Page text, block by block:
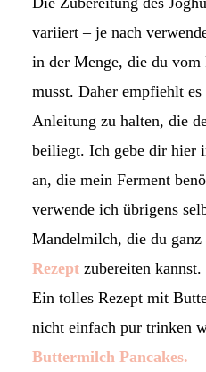
variiert – je nach
in der Menge, die du vom
musst. Daher empfiehlt
Anleitung zu halten, die
beiliegt. Ich gebe dir hier
an, die mein Ferment
verwende ich übrigens
Mandelmilch, die du ganz
Rezeptzubereiten kannst.
Ein tolles Rezept mit
nicht einfach pur trinken
Buttermilch Pancakes.